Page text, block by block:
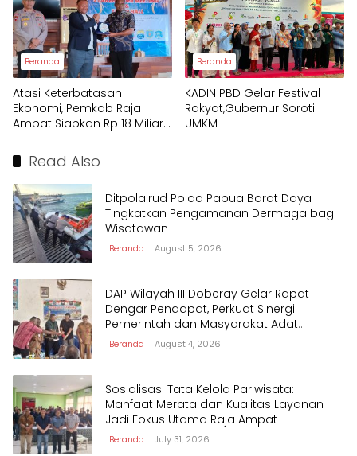
Beranda
Atasi Keterbatasan
Ekonomi, Pemkab Raja
Ampat Siapkan Rp 18 Miliar
2026
Beranda
KADIN PBD Gelar Festival
Rakyat,Gubernur Soroti
UMKM
Read Also
Ditpolairud Polda Papua Barat Daya
Tingkatkan Pengamanan Dermaga bagi
Wisatawan
Beranda August 5, 2026
DAP Wilayah III Doberay Gelar Rapat
Dengar Pendapat, Perkuat Sinergi
Pemerintah dan Masyarakat Adat
Mengawal Pembangunan Papua Barat
Beranda August 4, 2026
Sosialisasi Tata Kelola Pariwisata:
Manfaat Merata dan Kualitas Layanan
Jadi Fokus Utama Raja Ampat
Beranda July 31, 2026